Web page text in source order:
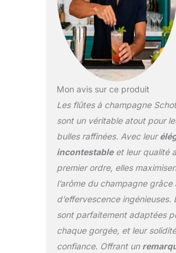
dans la
bol
à vin
toute la
verre
Mon avis sur ce produit
Les flûtes à champagne
sont un véritable atout pour
bulles raffinées. Avec leur
incontestableet leur qualité
premier ordre, elles
l’arôme du champagne grâce
d’effervescence ingénieuses.
sont parfaitement adaptées
chaque gorgée, et leur
confiance. Offrant un